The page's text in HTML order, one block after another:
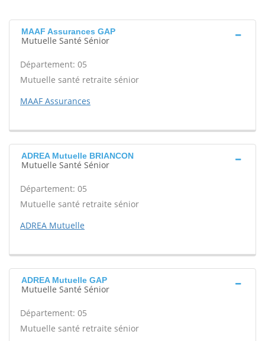
MAAF Assurances GAP
Mutuelle Santé Sénior
Département: 05
Mutuelle santé retraite sénior
MAAF Assurances
ADREA Mutuelle BRIANCON
Mutuelle Santé Sénior
Département: 05
Mutuelle santé retraite sénior
ADREA Mutuelle
ADREA Mutuelle GAP
Mutuelle Santé Sénior
Département: 05
Mutuelle santé retraite sénior